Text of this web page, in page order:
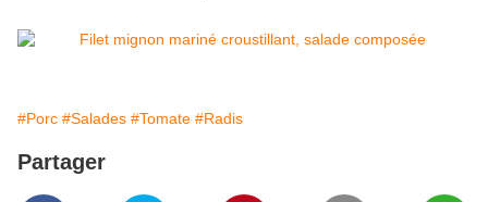
#Porc #Salades #Tomate #Radis
Partager